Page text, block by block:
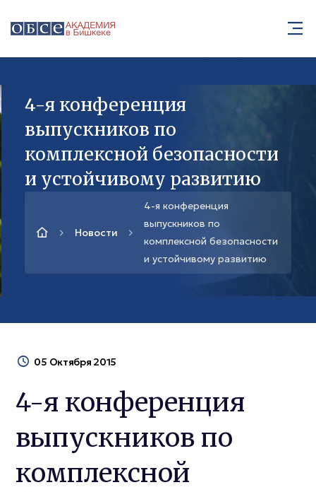
4-я конференция
выпускников по
комплексной безопасности
и устойчивому развитию
Новости
4-я конференция
выпускников по
комплексной безопасности
и устойчивому развитию
05 Октября 2015
4-я конференция
выпускников по
комплексной